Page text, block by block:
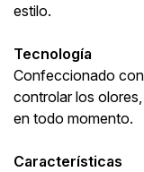
estilo.
Tecnología
Confeccionado
controlar los
en todo momento.
Características